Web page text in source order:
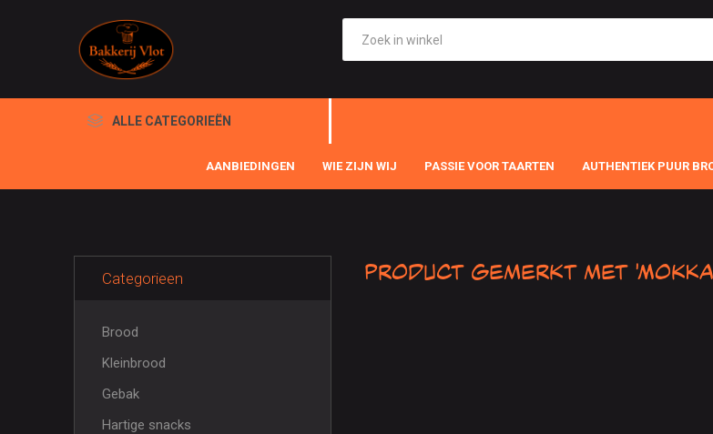
ALLE CATEGORIEËN
AANBIEDINGEN WIE ZIJN WIJ PASSIE VOOR TAARTEN AUTHENTIEK PUUR
Product gemerkt met
Categorieen
Brood
Kleinbrood
Gebak
Hartige snacks